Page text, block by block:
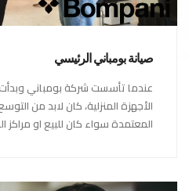
صيانة بومباني الرئيسي
عندما تأسست شركة بومباني
الأجهزة المنزلية، كان لابد من
المعتمدة سواء كان للبيع او مراكز